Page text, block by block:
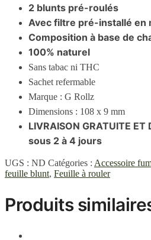
2 blunts pré-roulés
Avec filtre pré-installé en
Composition à base de
100% naturel
Sans tabac ni THC
Sachet refermable
Marque : G Rollz
Dimensions : 108 x 9 mm
LIVRAISON GRATUITE ET
sous 2 à 4 jours
UGS : ND Catégories : Accessoire
feuille blunt, Feuille à rouler
Produits